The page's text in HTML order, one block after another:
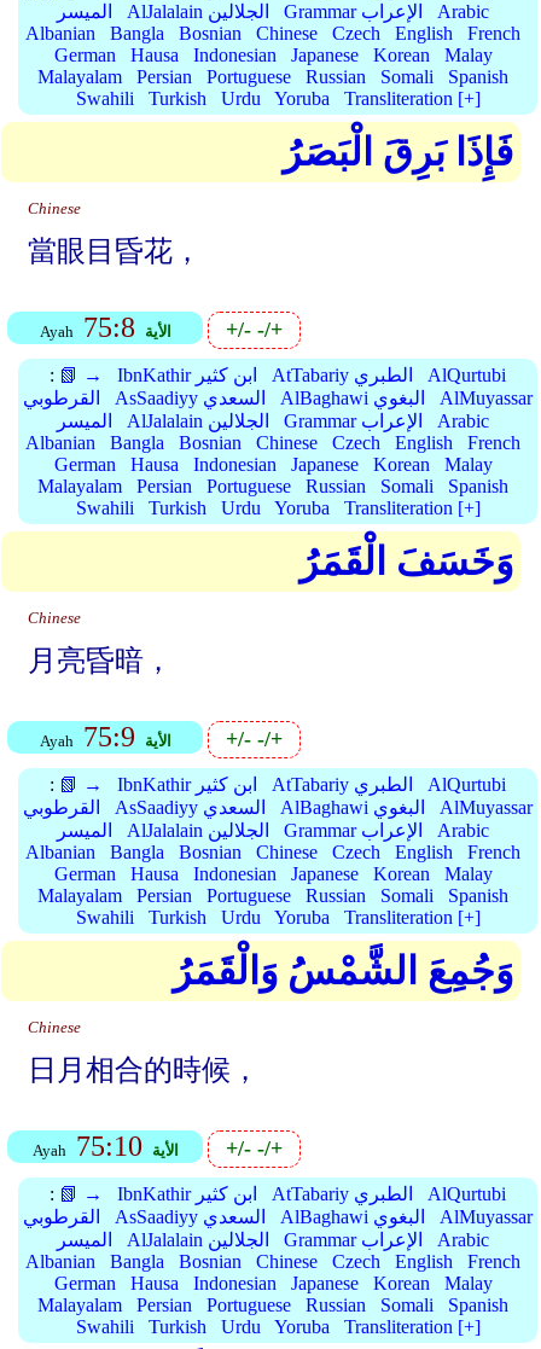
الميسر
AlJalalain الجلالين Grammar الإعراب
Arabic
Albanian
Bangla Bosnian Chinese Czech English
French
German
Hausa Indonesian Japanese Korean
Malay
Malayalam
Persian Portuguese Russian Somali
Spanish
Swahili
Turkish Urdu Yoruba Transliteration [+]
فَإِذَا بَرِقَ الْبَصَرُ
Chinese
當眼目昏花，
Ayah 75:8 الأية +/--/+
: 📗 → IbnKathir ابن كثير AtTabariy الطبري
AlQurtubi
القرطوبي
AsSaadiyy السعدي AlBaghawi البغوي
AlMuyassar
الميسر
AlJalalain الجلالين Grammar الإعراب
Arabic
Albanian
Bangla Bosnian Chinese Czech English
French
German
Hausa Indonesian Japanese Korean
Malay
Malayalam
Persian Portuguese Russian Somali
Spanish
Swahili
Turkish Urdu Yoruba Transliteration [+]
وَخَسَفَ الْقَمَرُ
Chinese
月亮昏暗，
Ayah 75:9 الأية +/--/+
: 📗 → IbnKathir ابن كثير AtTabariy الطبري
AlQurtubi
القرطوبي
AsSaadiyy السعدي AlBaghawi البغوي
AlMuyassar
الميسر
AlJalalain الجلالين Grammar الإعراب
Arabic
Albanian
Bangla Bosnian Chinese Czech English
French
German
Hausa Indonesian Japanese Korean
Malay
Malayalam
Persian Portuguese Russian Somali
Spanish
Swahili
Turkish Urdu Yoruba Transliteration [+]
وَجُمِعَ الشَّمْسُ وَالْقَمَرُ
Chinese
日月相合的時候，
Ayah 75:10 الأية +/--/+
: 📗 → IbnKathir ابن كثير AtTabariy الطبري
AlQurtubi
القرطوبي
AsSaadiyy السعدي AlBaghawi البغوي
AlMuyassar
الميسر
AlJalalain الجلالين Grammar الإعراب
Arabic
Albanian
Bangla Bosnian Chinese Czech English
French
German
Hausa Indonesian Japanese Korean
Malay
Malayalam
Persian Portuguese Russian Somali
Spanish
Swahili
Turkish Urdu Yoruba Transliteration [+]